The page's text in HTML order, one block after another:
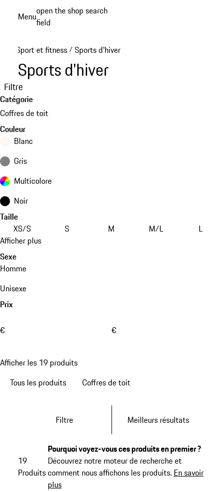
Menuopen the shop search
field
Sport et fitness / Sports d'hiver
Sports d'hiver
Filtre
Catégorie
Coffres de toit
Couleur
Blanc
Gris
Multicolore
Noir
Taille
XS/S
S M M/L
L
Afficher plus
Sexe
Homme
Unisexe
Prix
€ €
Afficher les 19 produits
Tous les produits
Coffres de toit
Filtre Meilleurs résultats
19
Produits
Pourquoi voyez-vous ces produits en premier ?
Découvrez notre moteur de recherche et
comment nous affichons les produits. En savoir
plus